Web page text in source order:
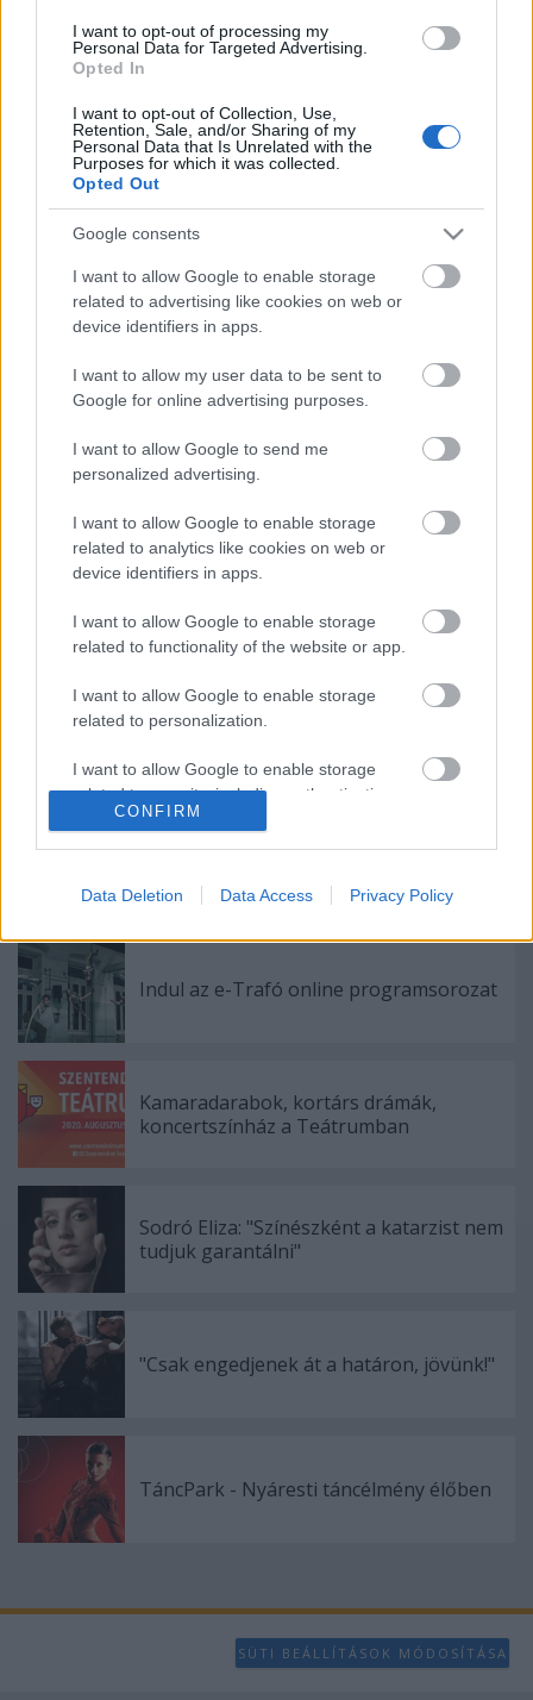
I want to opt-out of processing my
Personal Data for Targeted Advertising.
Opted In
I want to opt-out of Collection, Use,
Retention, Sale, and/or Sharing of my
Personal Data that Is Unrelated with the
Purposes for which it was collected.
Opted Out
Google consents
I want to allow Google to enable storage
related to advertising like cookies on web or
device identifiers in apps.
I want to allow my user data to be sent to
Google for online advertising purposes.
I want to allow Google to send me
personalized advertising.
I want to allow Google to enable storage
related to analytics like cookies on web or
device identifiers in apps.
I want to allow Google to enable storage
related to functionality of the website or app.
I want to allow Google to enable storage
related to personalization.
I want to allow Google to enable storage
related to security, including authentication
functionality and fraud prevention, and other
CONFIRM
Data Deletion Data Access Privacy Policy
ártalmasságáról című könyvének részleteire
improvizál.
A RögvEst, a Momentán 2003 óta sikerrel játszott
előadása 100% improvizáció. Nincs megírt szöveg,
nincsenek előre kidolgozott poénok, nincsenek
beépített nézők. Minden jelenet a közönség előtt, a
nézők ötletei alapján születik. Rövid, pörgős
jelenetek, tele fordulatokkal és váratlan
megoldásokkal Ahogy ajánlójukban írják: „Elég, ha
mondasz egy műfajt, egy helyszínt vagy egy
foglalkozást, és máris a színpadon látod viszont.”
Az irodalomban és az improvizációban egyaránt
műfaj kombinálásán. AMillenáris és aMargó Feszt
közös kulturális programsorozatában, a
irodalmi szövegekre: volt impróestjük erotika, foci és
rockzene témában. A 9.Litera
Grendel Lajos, Kemény István, Láng Zsolt,
Németh GáborésTakács Zsuzsaírásaira
improvizáltak aTrafószínpadán.
február 17. 19.00 Momentán Plusz Parti Nagy
Helyszín: IMPRÓ - kreatív töltőállomás | 1066
Bp., Ó utca 4.
www.momentantarsulat.hu
Ajánlott bejegyzések:
Indul az e-Trafó online programsorozat
Kamaradarabok, kortárs drámák,
koncertszínház a Teátrumban
Sodró Eliza: "Színészként a katarzist nem
tudjuk garantálni"
"Csak engedjenek át a határon, jövünk!"
TáncPark - Nyáresti táncélmény élőben
SÜTI BEÁLLÍTÁSOK MÓDOSÍTÁSA